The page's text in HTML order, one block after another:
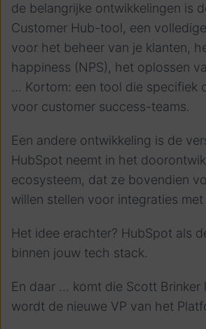
de belangrijke ontwikkelingen is
Customer Hub-tool, een
voor het beheer van je klanten,
happiness (NPS), het oplossen
… Kortom: een tool die specifiek
voor customer success-teams.
Een andere ontwikkeling is de
HubSpot neemt in het
ecosysteem, dat ze bovendien
willen stellen voor integraties
Het idee erachter? HubSpot als
binnen jouw tech stack.
En daar ... komt die Scott Brinker
wordt de nieuwe VP van het